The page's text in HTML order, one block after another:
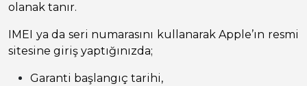
olanak tanır.
IMEI ya da seri numarasını kullanarak Apple’ın resmi
sitesine giriş yaptığınızda;
Garanti başlangıç tarihi,